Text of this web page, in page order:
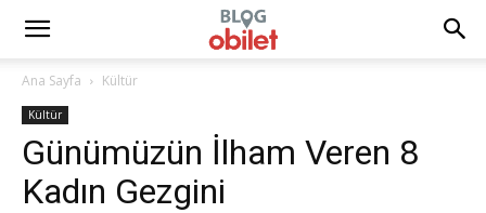
Ana Sayfa Kültür
Kültür
Günümüzün İlham Veren 8
Kadın Gezgini